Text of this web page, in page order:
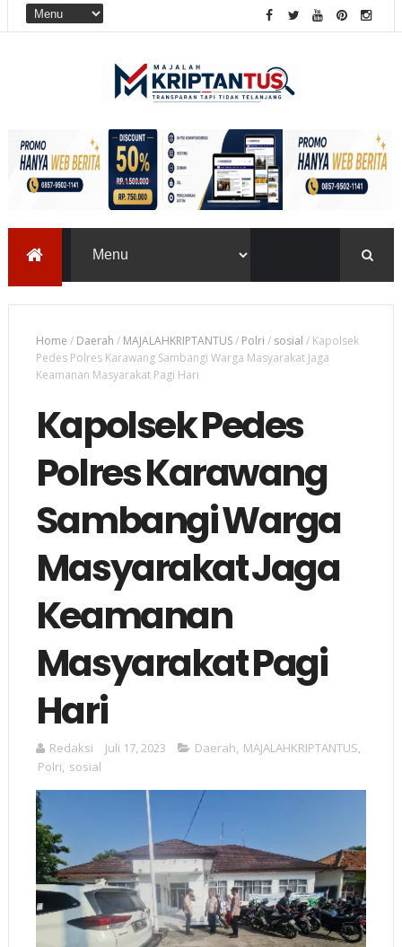
Home / Daerah / MAJALAHKRIPTANTUS/ Polri / sosial / Kapolsek
Pedes Polres Karawang Sambangi Warga Masyarakat Jaga
Keamanan Masyarakat Pagi Hari
Kapolsek Pedes
Polres Karawang
Sambangi Warga
Masyarakat Jaga
Keamanan
Masyarakat Pagi
Hari
Redaksi Juli 17, 2023 Daerah, MAJALAHKRIPTANTUS,
Polri, sosial